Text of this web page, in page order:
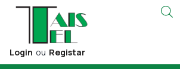
Login ou Registar